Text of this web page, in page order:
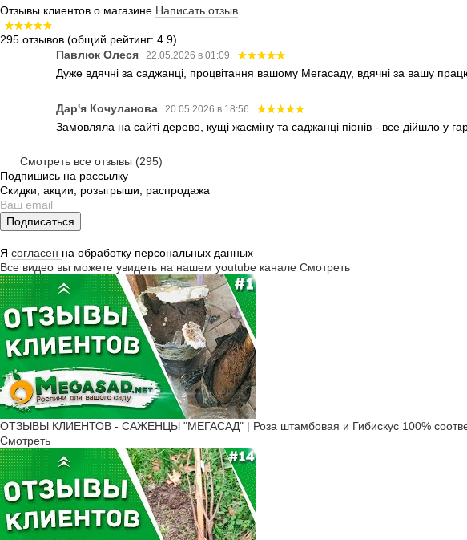
Отзывы клиентов о магазине Написать отзыв
295 отзывов (общий рейтинг: 4.9)
Павлюк Олеся
22.05.2026 в 01:09
Дуже вдячні за саджанці, процвітання вашому Мегасаду, вдячні за вашу
Дар'я Кочуланова 20.05.2026 в 18:56
Замовляла на сайті дерево, кущі жасміну та саджанці піонів - все дійшло
Смотреть все отзывы (295)
Подпишись на рассылку
Скидки, акции, розыгрыши, распродажа
Подписаться
Я согласен на обработку персональных данных
Все видео вы можете увидеть на нашем youtube канале Смотреть
ОТЗЫВЫ КЛИЕНТОВ - САЖЕНЦЫ "МЕГАСАД" | Роза штамбовая и Гибискус 100%
Смотреть